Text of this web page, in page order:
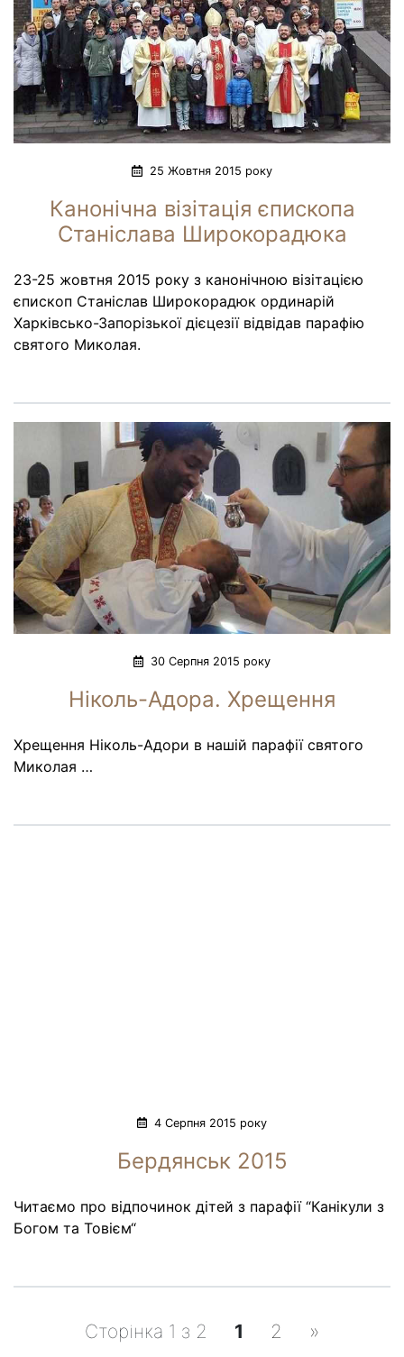
25 Жовтня 2015 року
Канонічна візітація єпископа
Станіслава Широкорадюка
23-25 жовтня 2015 року з канонічною візітацією
єпископ Станіслав Широкорадюк ординарій
Харківсько-Запорізької дієцезії відвідав парафію
святого Миколая.
30 Серпня 2015 року
Ніколь-Адора. Хрещення
Хрещення Ніколь-Адори в нашій парафії святого
Миколая …
4 Серпня 2015 року
Бердянськ 2015
Читаємо про відпочинок дітей з парафії “Канікули з
Богом та Товієм“
Сторінка 1 з 2 1 2 »